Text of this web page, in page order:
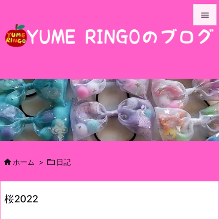



前へ

次へ

ホーム >  日記
桜2022